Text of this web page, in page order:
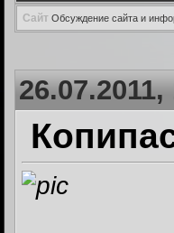
Сайт Обсуждение сайта и
26.07.2011,